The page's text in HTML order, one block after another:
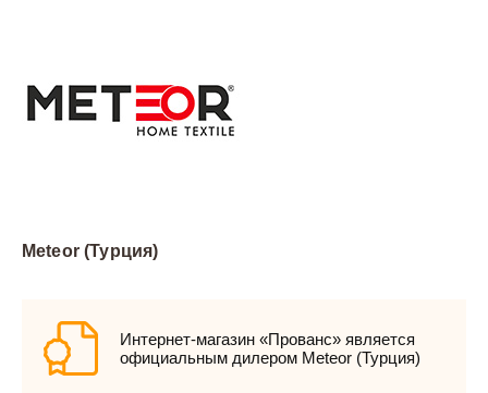
Meteor (Турция)
Интернет-магазин «Прованс» является
официальным дилером Meteor (Турция)